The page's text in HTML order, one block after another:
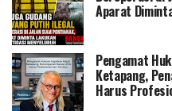
Aparat
Pengamat
Ketapang,
Harus